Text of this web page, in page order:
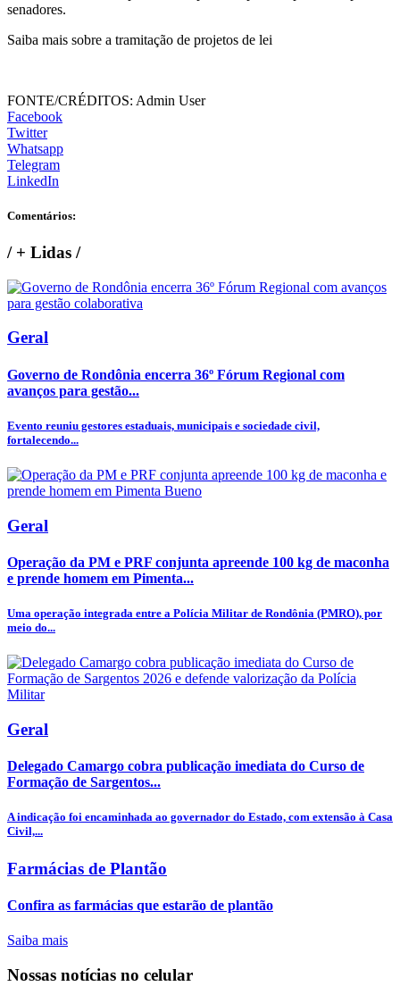
senadores.
Saiba mais sobre a tramitação de projetos de lei
FONTE/CRÉDITOS: Admin User
Facebook
Twitter
Whatsapp
Telegram
LinkedIn
Comentários:
/+ Lidas /
Geral
Governo de Rondônia encerra 36º Fórum Regional com
avanços para gestão...
Evento reuniu gestores estaduais, municipais e sociedade civil,
fortalecendo...
Geral
Operação da PM e PRF conjunta apreende 100 kg de maconha
e prende homem em Pimenta...
Uma operação integrada entre a Polícia Militar de Rondônia (PMRO), por
meio do...
Geral
Delegado Camargo cobra publicação imediata do Curso de
Formação de Sargentos...
A indicação foi encaminhada ao governador do Estado, com extensão à Casa
Civil,...
Farmácias de Plantão
Confira as farmácias que estarão de plantão
Saiba mais
Nossas notícias no celular